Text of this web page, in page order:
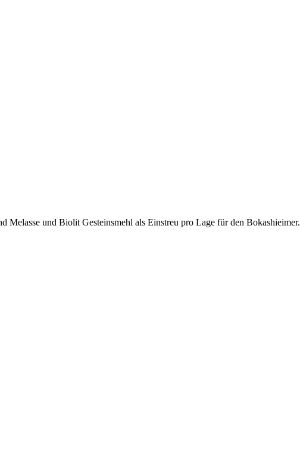
und Biolit Gesteinsmehl als Einstreu pro Lage für den Bokashieimer.